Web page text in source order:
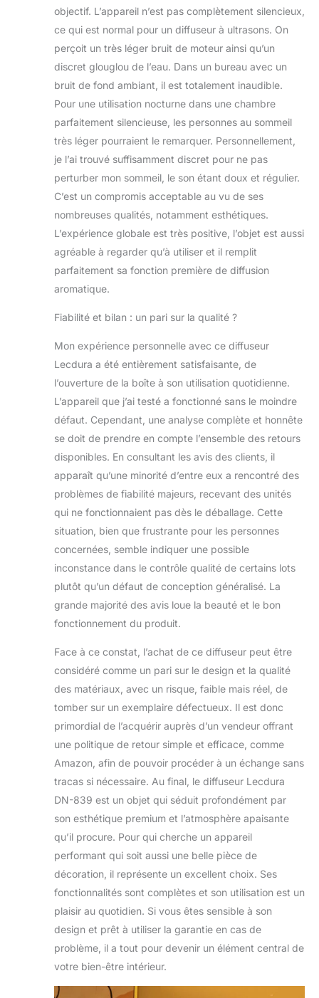
objectif. L’appareil n’est pas complètement silencieux,
ce qui est normal pour un diffuseur à ultrasons. On
perçoit un très léger bruit de moteur ainsi qu’un
discret glouglou de l’eau. Dans un bureau avec un
bruit de fond ambiant, il est totalement inaudible.
Pour une utilisation nocturne dans une chambre
parfaitement silencieuse, les personnes au sommeil
très léger pourraient le remarquer. Personnellement,
je l’ai trouvé suffisamment discret pour ne pas
perturber mon sommeil, le son étant doux et régulier.
C’est un compromis acceptable au vu de ses
nombreuses qualités, notamment esthétiques.
L’expérience globale est très positive, l’objet est aussi
agréable à regarder qu’à utiliser et il remplit
parfaitement sa fonction première de diffusion
aromatique.
Fiabilité et bilan : un pari sur la qualité ?
Mon expérience personnelle avec ce diffuseur
Lecdura a été entièrement satisfaisante, de
l’ouverture de la boîte à son utilisation quotidienne.
L’appareil que j’ai testé a fonctionné sans le moindre
défaut. Cependant, une analyse complète et honnête
se doit de prendre en compte l’ensemble des retours
disponibles. En consultant les avis des clients, il
apparaît qu’une minorité d’entre eux a rencontré des
problèmes de fiabilité majeurs, recevant des unités
qui ne fonctionnaient pas dès le déballage. Cette
situation, bien que frustrante pour les personnes
concernées, semble indiquer une possible
inconstance dans le contrôle qualité de certains lots
plutôt qu’un défaut de conception généralisé. La
grande majorité des avis loue la beauté et le bon
fonctionnement du produit.
Face à ce constat, l’achat de ce diffuseur peut être
considéré comme un pari sur le design et la qualité
des matériaux, avec un risque, faible mais réel, de
tomber sur un exemplaire défectueux. Il est donc
primordial de l’acquérir auprès d’un vendeur offrant
une politique de retour simple et efficace, comme
Amazon, afin de pouvoir procéder à un échange sans
tracas si nécessaire. Au final, le diffuseur Lecdura
DN-839 est un objet qui séduit profondément par
son esthétique premium et l’atmosphère apaisante
qu’il procure. Pour qui cherche un appareil
performant qui soit aussi une belle pièce de
décoration, il représente un excellent choix. Ses
fonctionnalités sont complètes et son utilisation est un
plaisir au quotidien. Si vous êtes sensible à son
design et prêt à utiliser la garantie en cas de
problème, il a tout pour devenir un élément central de
votre bien-être intérieur.